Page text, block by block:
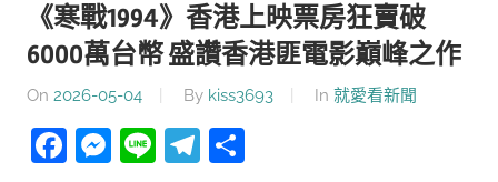
《寒戰1994》香港上映票房狂賣破
6000萬台幣 盛讚香港匪電影巔峰之作
On 2026-05-04 By kiss3693 In 就愛看新聞
Facebook
Messenger
LineTelegram